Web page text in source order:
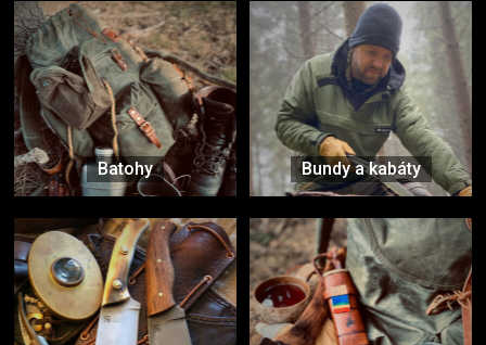
Batohy Bundy a kabáty